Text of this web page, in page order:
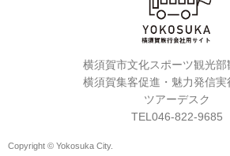
横須賀市文化スポーツ観光部
横須賀集客促進・魅力発信実
ツアーデスク
TEL046-822-9685
Copyright © Yokosuka City.